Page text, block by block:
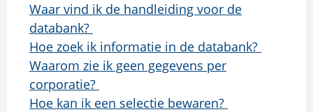
Waar vind ik de handleiding voor de
databank?
Hoe zoek ik informatie in de databank?
Waarom zie ik geen gegevens per
corporatie?
Hoe kan ik een selectie bewaren?